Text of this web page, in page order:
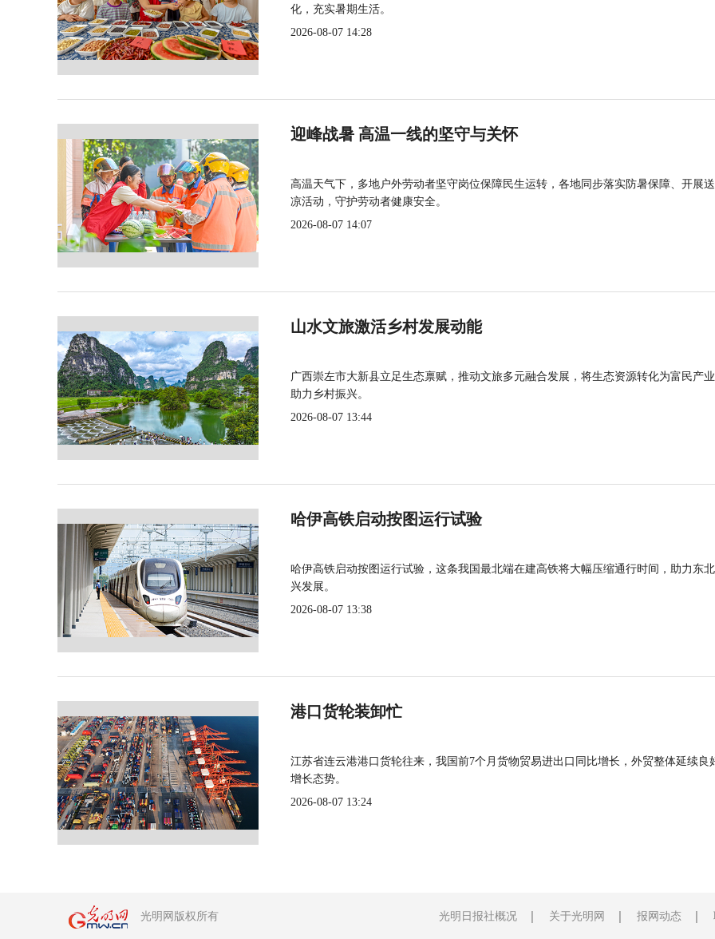
化，充实暑期生活。
2026-08-07 14:28
迎峰战暑 高温一线的坚守与关怀
高温天气下，多地户外劳动者坚守岗位保障民生运转，各地同步落实防暑保障、开展
凉活动，守护劳动者健康安全。
2026-08-07 14:07
山水文旅激活乡村发展动能
广西崇左市大新县立足生态禀赋，推动文旅多元融合发展，将生态资源转化为富民产
助力乡村振兴。
2026-08-07 13:44
哈伊高铁启动按图运行试验
哈伊高铁启动按图运行试验，这条我国最北端在建高铁将大幅压缩通行时间，助力东
兴发展。
2026-08-07 13:38
港口货轮装卸忙
江苏省连云港港口货轮往来，我国前7个月货物贸易进出口同比增长，外贸整体延续良
增长态势。
2026-08-07 13:24
光明网版权所有 光明日报社概况 关于光明网 报网动态